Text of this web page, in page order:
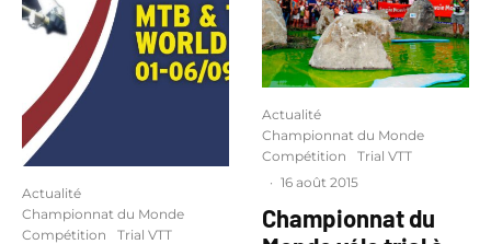
Actualité
Championnat du Monde
Compétition
Trial VTT
Actualité
Championnat du Monde
Compétition
Trial VTT
· 16 août 2015
Championnat du